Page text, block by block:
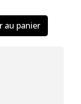
au panier